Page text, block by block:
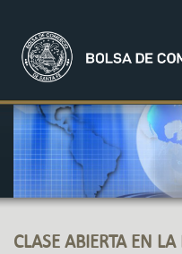
CLASE ABIERTA EN LA